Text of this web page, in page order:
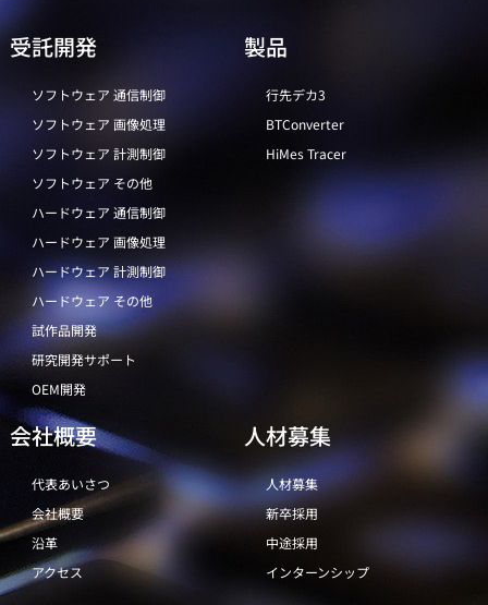
受託開発
ソフトウェア 通信制御
ソフトウェア 画像処理
ソフトウェア 計測制御
ソフトウェア その他
ハードウェア 通信制御
ハードウェア 画像処理
ハードウェア 計測制御
ハードウェア その他
試作品開発
研究開発サポート
OEM開発
製品
行先デカ3
BTConverter
HiMes Tracer
会社概要
代表あいさつ
会社概要
沿革
アクセス
人材募集
人材募集
新卒採用
中途採用
インターンシップ